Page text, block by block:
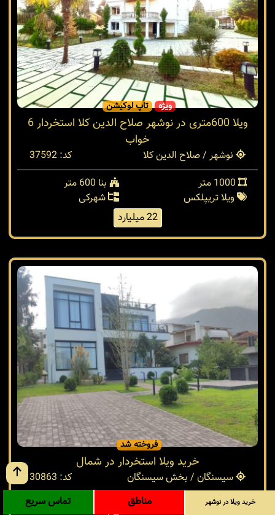
ویژه تاپ لوکیشن
ویلا 600متری در نوشهر صلاح الدین کلا استخردار 6
خواب
نوشهر / صلاح الدین کلا
کد: 37592
بنا 600 متر
ویلا تریپلکس
شهرکی
22 میلیارد
فروخته شد
خرید ویلا استخردار در شمال
سیسنگان / بخش سیسنگان
کد: 30863
800 متر
خرید ویلا در نوشهر مناطق تماس سریع